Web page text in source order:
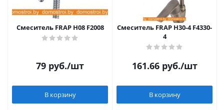
Смеситель FRAP H08 F2008
79 руб./шт
В корзину
Смеситель FRAP H30-4 F4330-
4
161.66руб./шт
В корзину